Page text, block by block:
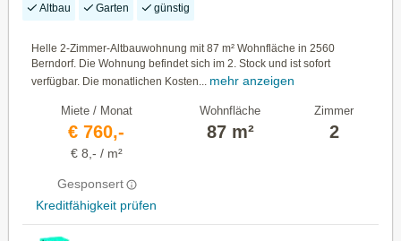
Altbau Garten günstig
Helle 2-Zimmer-Altbauwohnung mit 87 m² Wohnfläche in 2560
Berndorf. Die Wohnung befindet sich im 2. Stock und ist sofort
verfügbar. Die monatlichen Kosten... mehr anzeigen
Miete / Monat
€ 760,-
€ 8,- / m²
Gesponsert
Kreditfähigkeit prüfen
Wohnfläche
87 m²
Zimmer
2